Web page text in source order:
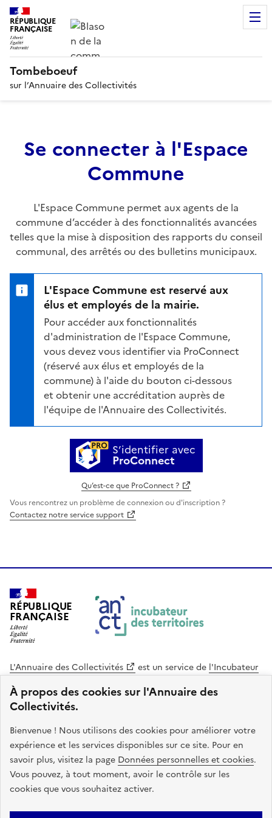
À propos des cookies sur l'Annuaire des
Collectivités.
Bienvenue ! Nous utilisons des cookies pour améliorer votre
expérience et les services disponibles sur ce site. Pour en
savoir plus, visitez la page Données personnelles et cookies.
Vous pouvez, à tout moment, avoir le contrôle sur les
cookies que vous souhaitez activer.
RÉPUBLIQUE
FRANÇAISE
Tombeboeuf
sur l’Annuaire des Collectivités
Se connecter à l'Espace
Commune
L'Espace Commune permet aux agents de la
commune d’accéder à des fonctionnalités avancées
telles que la mise à disposition des rapports du conseil
communal, des arrêtés ou des bulletins municipaux.
L'Espace Commune est reservé aux
élus et employés de la mairie.
Pour accéder aux fonctionnalités
d'administration de l'Espace Commune,
vous devez vous identifier via ProConnect
(réservé aux élus et employés de la
commune) à l'aide du bouton ci-dessous
et obtenir une accréditation auprès de
l'équipe de l'Annuaire des Collectivités.
S’identifier avec
ProConnect
Qu’est-ce que ProConnect ?
Vous rencontrez un problème de connexion ou d'inscription ?
Contactez notre service support
RÉPUBLIQUE
FRANÇAISE
L'Annuaire des Collectivités est un service de l'Incubateur
Cohésion des Territoires
. Le code source de ce site web
est disponible en licence libre. Le design de ce site est conçu
avec le système de design de l’État.
legifrance.gouv.fr
info.gouv.fr
service-public.gouv.fr
data.gouv.fr
Plan du site Accessibilite : non conforme Mentions légales